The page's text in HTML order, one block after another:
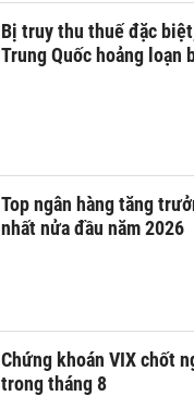
Bị truy thu thuế đặc
Trung Quốc hoảng loạn
Top ngân hàng tăng
nhất nửa đầu năm 2026
Chứng khoán VIX chốt
trong tháng 8